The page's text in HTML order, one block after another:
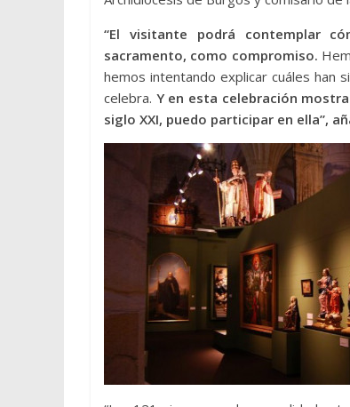
“El visitante podrá contemplar
sacramento, como compromiso.
hemos intentando explicar cuáles han
celebra. Y en esta celebración
siglo XXI, puedo participar en ella”,